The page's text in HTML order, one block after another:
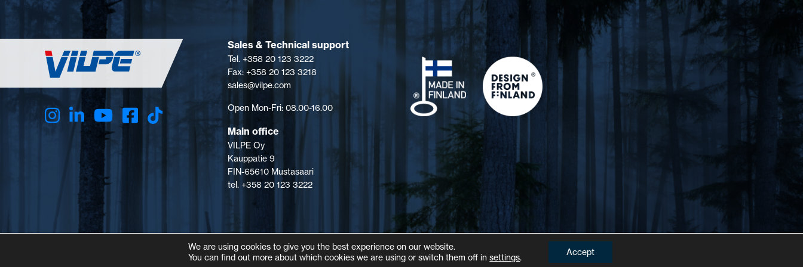
Sales & Technical support
Tel. +358 20 123 3222
Fax: +358 20 123 3218
sales@vilpe.com
Open Mon-Fri: 08.00-16.00
Main office
VILPE Oy
Kauppatie 9
FIN-65610 Mustasaari
tel. +358 20 123 3222
We are using cookies to give you the best experience on our website.
You can find out more about which cookies we are using or switch them off insettings.
Accept